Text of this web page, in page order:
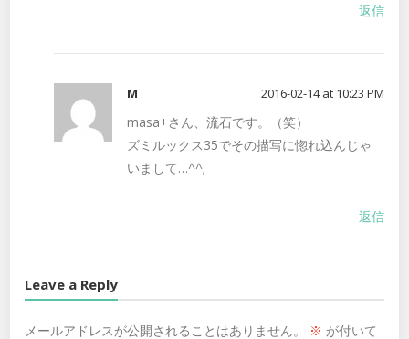
返信
M 2016-02-14 at 10:23 PM
masa+さん、流石です。（笑）
ズミルックス35でその描写に惚れ込んじゃ
いまして…^^;
返信
Leave a Reply
メールアドレスが公開されることはありません。 ※ が付いて